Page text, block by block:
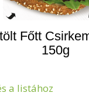
Főtt
150g
a listához